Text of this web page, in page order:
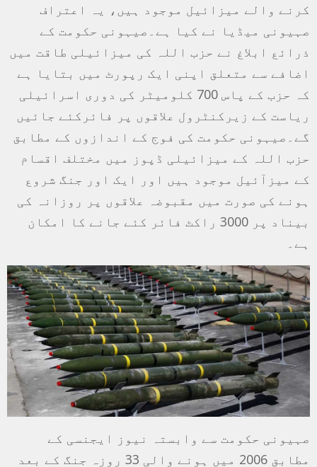
کرنے والے میزائيل موجود ہیں، یہ اعتراف
صہیونی میڈیا نے کیا ہے۔صیہونی حکومت کے
ذرائع ابلاغ نے حزب اللہ کی میزائیلی طاقت میں
اضافے سے متعلق اپنی ایک رپورٹ میں بتایا ہے
کہ حزب کے پاس 700 کلومیٹر کی دوری اسرائیلی
ریاست کے زيرکنٹرول علاقوں پر فائرکئے جائيں
گے۔صیہونی حکومت کی فوج کے اندازوں کے مطابق
حزب اللہ کے میزائیلی ڈپوز میں مختلف اقسام
کے میزآئيل موجود ہیں اور ایک اور جنگ شروع
ہونے کی صورت میں مقبوضہ علاقوں پر روزانہ کی
بیناد پر 3000 راکٹ فائر کئے جانے کا امکان
ہے۔
صہیونی حکومت سے وابستہ نیوز ایجنسی کے
مطابق 2006 میں ہونے والی 33 روزہ جنگ کے بعد